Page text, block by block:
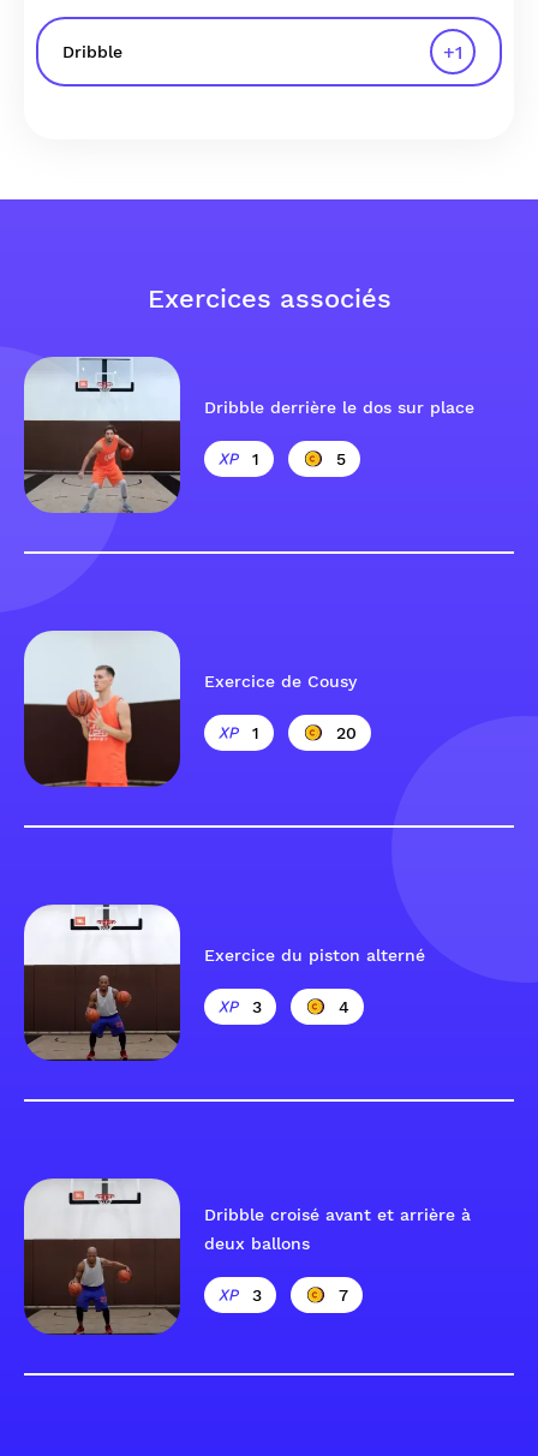
Dribble +1
Exercices associés
Dribble derrière le dos sur place
1 5
Exercice de Cousy
1 20
Exercice du piston alterné
3 4
Dribble croisé avant et arrière à
deux ballons
3 7